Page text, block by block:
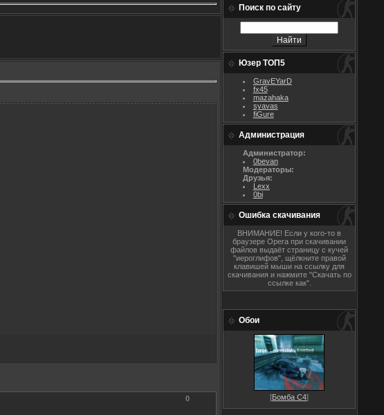
0
Поиск по сайту
Юзер ТОП5
GravEYarD
fx45
mazahaka
syavas
fiGure
Администрация
Администратор:
0bevan
Модераторы:
Друзья:
Lexx
0bi
Ошибка скачивания
ВНИМАНИЕ! Если у кого-то в
браузере Opera при скачивании
файлов выдаёт страницу с кучей
"иероглифов", щёлкните правой
клавишей мыши на ссылку для
скачивания и нажмите "Скачать по
ссылке как".
Обои
[Бомба C4]